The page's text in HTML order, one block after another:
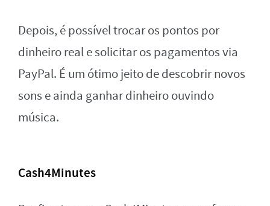
Depois, é possível trocar os pontos por
dinheiro real e solicitar os pagamentos via
PayPal. É um ótimo jeito de descobrir novos
sons e ainda ganhar dinheiro ouvindo
música.
Cash4Minutes